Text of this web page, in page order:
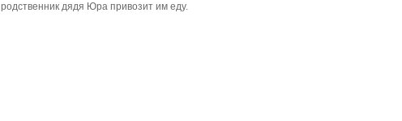
родственник дядя Юра привозит им еду.